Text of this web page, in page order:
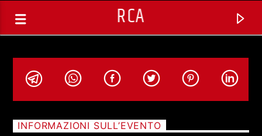
RCA
INFORMAZIONI SULL’EVENTO